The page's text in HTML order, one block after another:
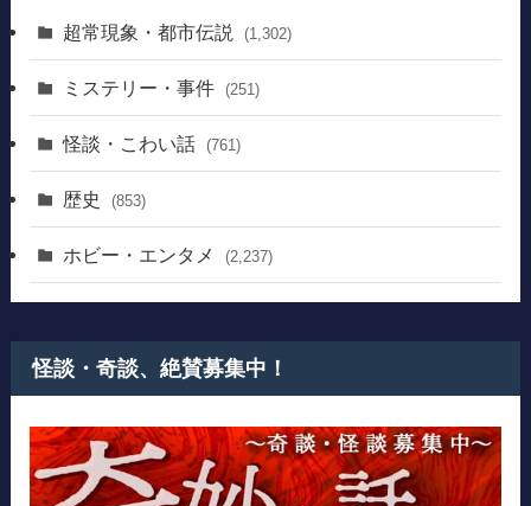
超常現象・都市伝説 (1,302)
ミステリー・事件 (251)
怪談・こわい話 (761)
歴史 (853)
ホビー・エンタメ (2,237)
怪談・奇談、絶賛募集中！